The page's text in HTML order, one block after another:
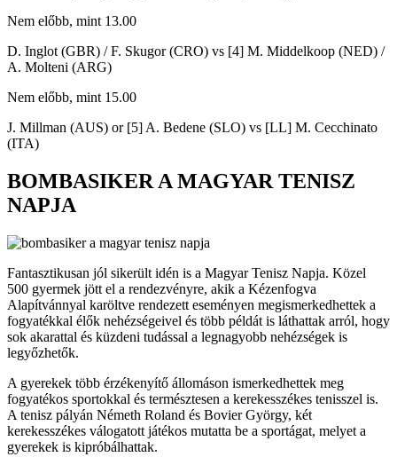
Nem előbb, mint 13.00
D. Inglot (GBR) / F. Skugor (CRO) vs [4] M. Middelkoop (NED) /
A. Molteni (ARG)
Nem előbb, mint 15.00
J. Millman (AUS) or [5] A. Bedene (SLO) vs [LL] M. Cecchinato
(ITA)
BOMBASIKER A MAGYAR TENISZ
NAPJA
Fantasztikusan jól sikerült idén is a Magyar Tenisz Napja. Közel
500 gyermek jött el a rendezvényre, akik a Kézenfogva
Alapítvánnyal karöltve rendezett eseményen megismerkedhettek a
fogyatékkal élők nehézségeivel és több példát is láthattak arról, hogy
sok akarattal és küzdeni tudással a legnagyobb nehézségek is
legyőzhetők.
A gyerekek több érzékenyítő állomáson ismerkedhettek meg
fogyatékos sportokkal és természtesen a kerekesszékes tenisszel is.
A tenisz pályán Németh Roland és Bovier György, két
kerekesszékes válogatott játékos mutatta be a sportágat, melyet a
gyerekek is kipróbálhattak.